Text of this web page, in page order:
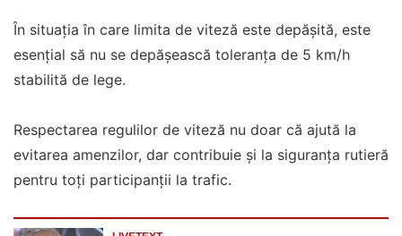
În situația în care limita de viteză este depășită, este
esențial să nu se depășească toleranța de 5 km/h
stabilită de lege.
Respectarea regulilor de viteză nu doar că ajută la
evitarea amenzilor, dar contribuie și la siguranța rutieră
pentru toți participanții la trafic.